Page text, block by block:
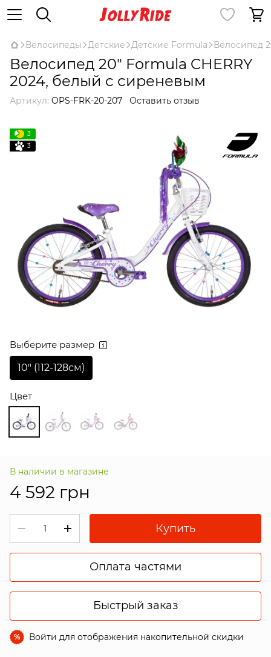
Велосипеды Детские Детские Formula Велосипед
Велосипед 20" Formula CHERRY
2024, белый с сиреневым
Артикул: OPS-FRK-20-207 Оставить отзыв
3
3
Выберите размер
10″ (112-128см)
Цвет
В наличии в магазине
4 592 грн
Купить
Оплата частями
Быстрый заказ
% Войти для отображения накопительной скидки